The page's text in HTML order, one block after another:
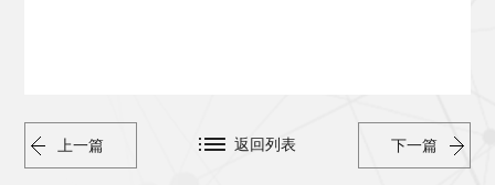
上一篇 下一篇
返回列表